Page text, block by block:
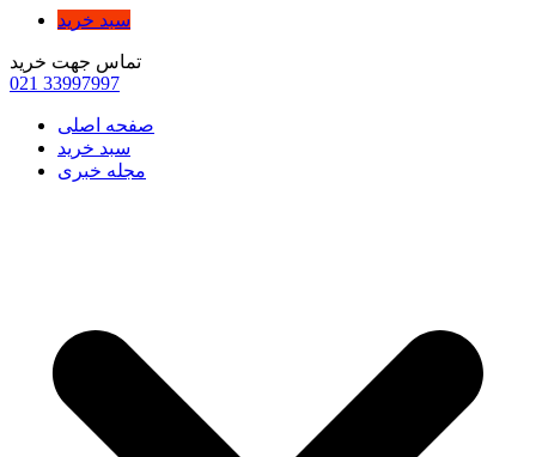
سبد خرید
تماس جهت خرید
021 33997997
صفحه اصلی
سبد خرید
مجله خبری